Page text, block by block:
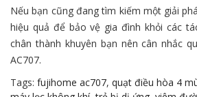
Nếu bạn cũng đang tìm kiếm một giải
hiệu quả để bảo vệ gia đình khỏi các
chân thành khuyên bạn nên cân nhắc
AC707.
Tags: fujihome ac707, quạt điều hòa 4